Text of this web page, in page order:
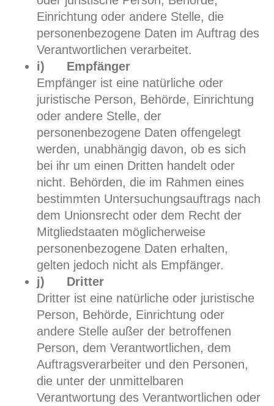
Einrichtung oder andere Stelle, die
personenbezogene Daten im Auftrag des
Verantwortlichen verarbeitet.
i) Empfänger
Empfänger ist eine natürliche oder
juristische Person, Behörde, Einrichtung
oder andere Stelle, der
personenbezogene Daten offengelegt
werden, unabhängig davon, ob es sich
bei ihr um einen Dritten handelt oder
nicht. Behörden, die im Rahmen eines
bestimmten Untersuchungsauftrags nach
dem Unionsrecht oder dem Recht der
Mitgliedstaaten möglicherweise
personenbezogene Daten erhalten,
gelten jedoch nicht als Empfänger.
j) Dritter
Dritter ist eine natürliche oder juristische
Person, Behörde, Einrichtung oder
andere Stelle außer der betroffenen
Person, dem Verantwortlichen, dem
Auftragsverarbeiter und den Personen,
die unter der unmittelbaren
Verantwortung des Verantwortlichen oder